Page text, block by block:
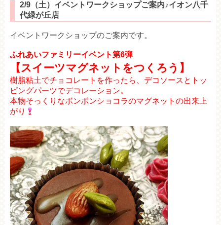
2/9（土）イベントワークショップご案内♪イオン八千
代緑が丘店
イベントワークショップのご案内です。
ふれあいファミリーイベント第6弾
【スイーツマグネットをつくろう】
樹脂粘土でチョコレートを作ったら、デコソースとトッ
ピングパーツでデコレーション。
本物そっくりなボンボンショコラのマグネットの出来上
がり